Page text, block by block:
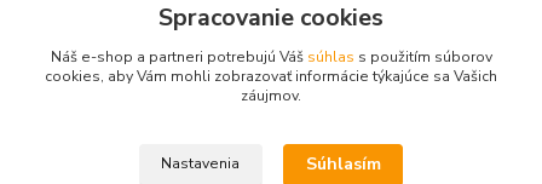
+421 911 909 012
Spracovanie cookies
Náš e-shop a partneri potrebujú Váš súhlas s použitím súborov
cookies, aby Vám mohli zobrazovať informácie týkajúce sa Vašich
záujmov.
Nastavenia Súhlasím